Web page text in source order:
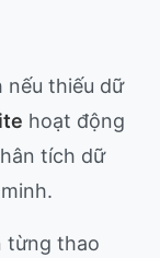
nếu thiếu dữ
hoạt động
tích dữ
từng thao